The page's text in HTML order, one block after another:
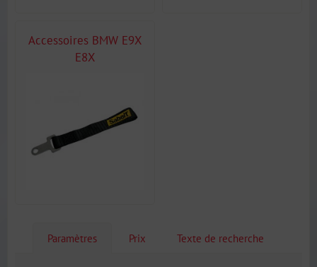
Accessoires BMW E9X
E8X
Paramètres Prix Texte de recherche